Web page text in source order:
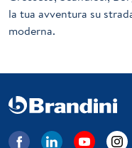
la tua avventura su
moderna.